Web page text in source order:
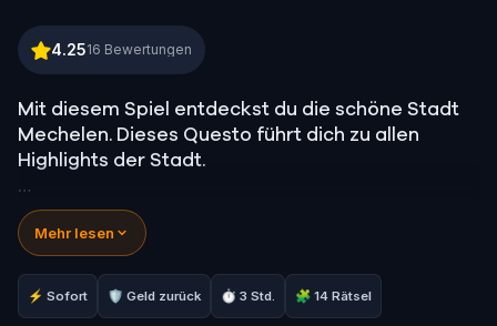
Mechelner Turm brennt
4.2516 Bewertungen
Mit diesem Spiel entdeckst du die schöne Stadt
Mechelen. Dieses Questo führt dich zu allen
Highlights der Stadt.
Du kannst das Spiel alleine, als Familie oder mit
Freunden spielen. Nur in der Nacht oder am
späten Abend können einige Haltestellen
unerreichbar sein.
Mehr lesen
⚡ Sofort 🛡 Geld zurück ⏱ 3 Std. 🧩 14 Rätsel